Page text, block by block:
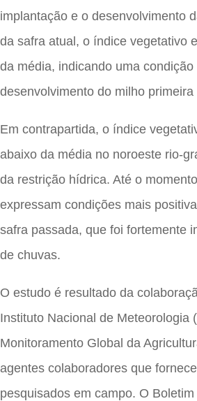
implantação e o desenvolvimento
da safra atual, o índice vegetativo
da média, indicando uma
desenvolvimento do milho
Em contrapartida, o índice
abaixo da média no noroeste rio-
da restrição hídrica. Até o
expressam condições mais
safra passada, que foi fortemente
de chuvas.
O estudo é resultado da
Instituto Nacional de Meteorologia
Monitoramento Global da
agentes colaboradores que
pesquisados em campo. O